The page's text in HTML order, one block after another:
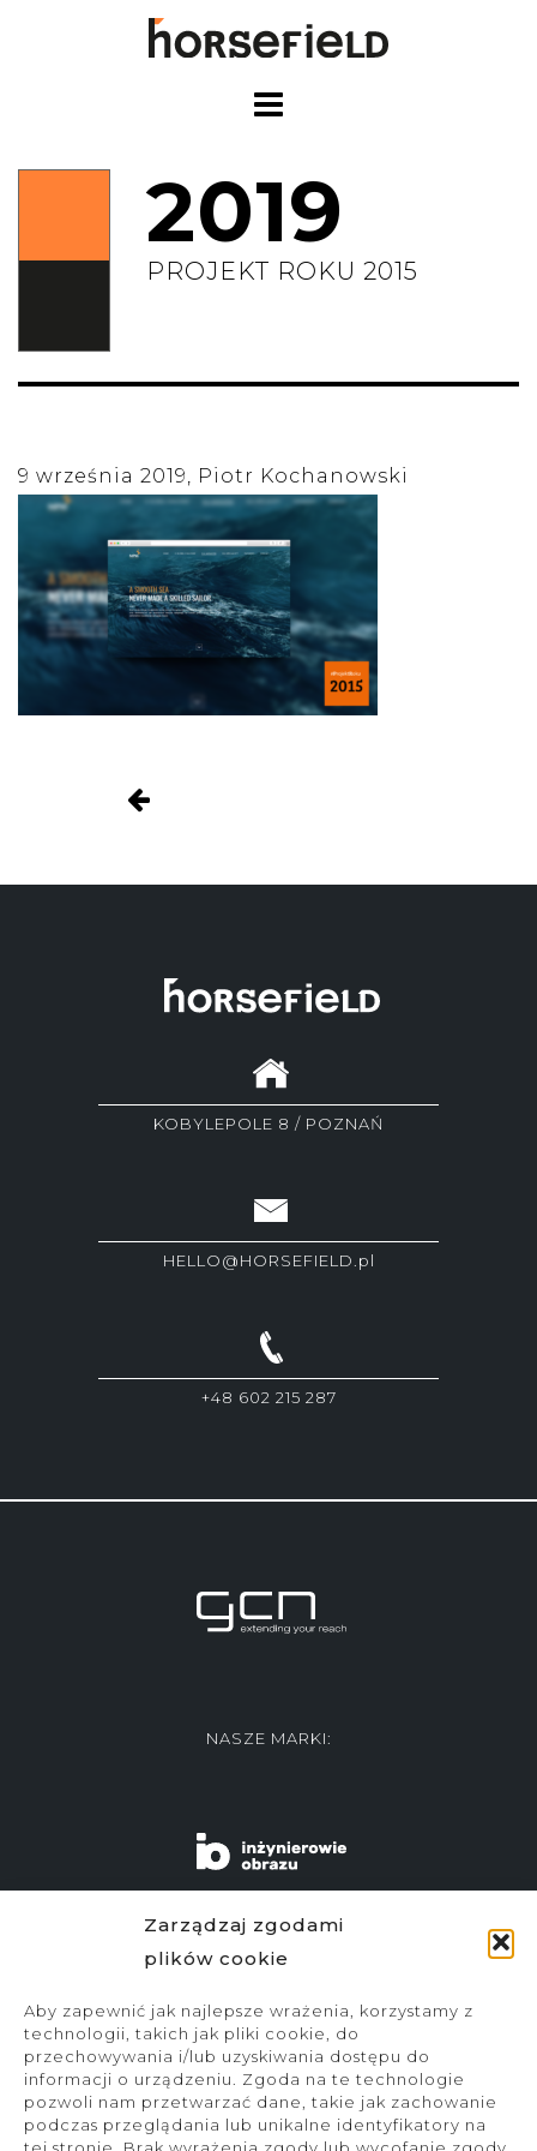
Zarządzaj zgodami
plików cookie
Aby zapewnić jak najlepsze wrażenia, korzystamy z
technologii, takich jak pliki cookie, do
przechowywania i/lub uzyskiwania dostępu do
informacji o urządzeniu. Zgoda na te technologie
pozwoli nam przetwarzać dane, takie jak zachowanie
podczas przeglądania lub unikalne identyfikatory na
2019
PROJEKT ROKU 2015
9 września 2019, Piotr Kochanowski
Nawigacja
KOBYLEPOLE 8 / POZNAŃ
HELLO@HORSEFIELD.pl
+48 602 215 287
NASZE MARKI:
ZAPISZ SIĘ DO NEWSLETTERA